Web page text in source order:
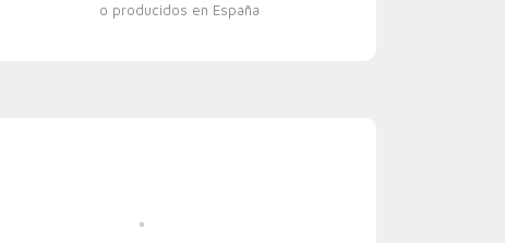
o producidos en España